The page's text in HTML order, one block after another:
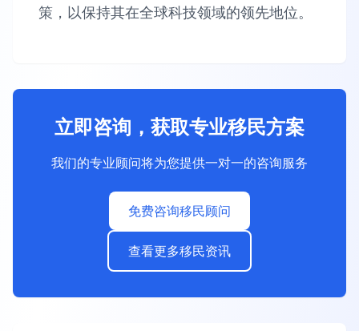
策，以保持其在全球科技领域的领先地位。
立即咨询，获取专业移民方案
我们的专业顾问将为您提供一对一的咨询服务
免费咨询移民顾问
查看更多移民资讯